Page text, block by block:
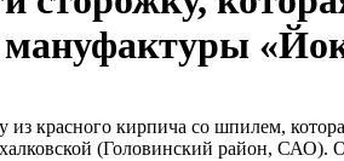
мануфактуры
красного кирпича со шпилем,
(Головинский район,